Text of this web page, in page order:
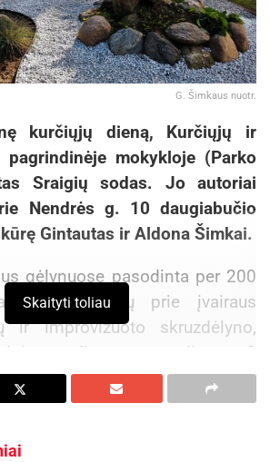
G. Šimkaus nuotr.
kurčiųjų dieną, Kurčiųjų ir
pagrindinėje mokykloje (Parko
Sraigių sodas. Jo autoriai
Nendrės g. 10 daugiabučio
Gintautas ir Aldona Šimkai.
gėlynuose pasodinta per 200
derančių prie įvairaus
ir improvizuoto skruzdėlyno,
upelis, apgyvendintos 3
Visa tai naktį apšviečia LED
„Mokykloje mokosi
dėl vidinės ausies
Skaityti toliau